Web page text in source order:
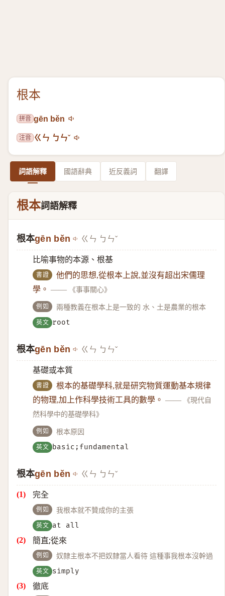
根本
拼音 gēn běn
注音 ㄍㄣ ㄅㄣˇ
詞語解釋 國語辭典 近反義詞 翻譯
根本詞語解釋
根本gēn běn ㄍㄣ ㄅㄣˇ
比喻事物的本源、根基
書證
他們的思想,從根本上說,並沒有超出宋儒理
學。 —— 《事事關心》
例如 兩種教義在根本上是一致的 水、土是農業的根本
英文 root
根本gēn běn ㄍㄣ ㄅㄣˇ
基礎或本質
書證
根本的基礎學科,就是研究物質運動基本規律
的物理,加上作科學技術工具的數學。 ——
《現代自
然科學中的基礎學科》
例如 根本原因
英文 basic;fundamental
根本gēn běn ㄍㄣ ㄅㄣˇ
完全
例如 我根本就不贊成你的主張
英文 at all
簡直;從來
例如 奴隸主根本不把奴隸當人看待 這種事我根本沒幹過
英文 simply
徹底